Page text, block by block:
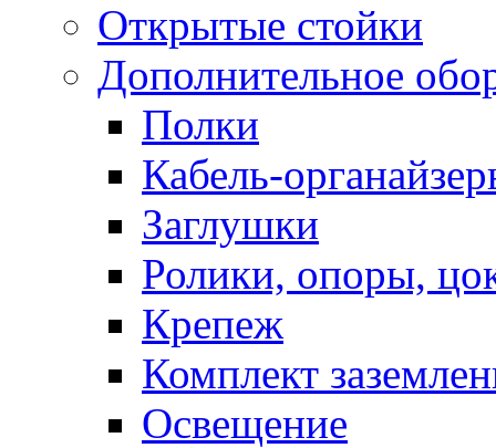
Открытые стойки
Дополнительное
Полки
Кабель-
Заглушки
Ролики, опоры,
Крепеж
Комплект
Освещение